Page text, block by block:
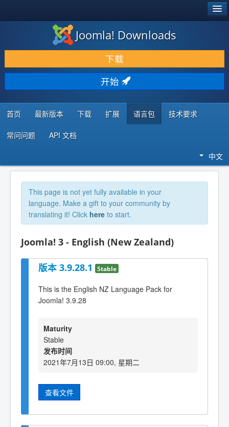
下载 & 扩展
发现 & 学习
社区 & 支持
开发者资源
Joomla! Downloads
下载
开始
首页 最新版本 下载 扩展 语言包 技术要求
常问问题 API 文档
中文
This page is not yet fully available in your
language. Make a gift to your community by
translating it! Click here to start.
Joomla! 3 - English (New Zealand)
版本 3.9.28.1 Stable
This is the English NZ Language Pack for
Joomla! 3.9.28
Maturity
Stable
发布时间
2021年7月13日 09:00, 星期二
查看文件